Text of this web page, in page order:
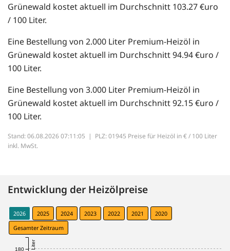
Grünewald kostet aktuell im Durchschnitt 103.27 €uro
/ 100 Liter.
Eine Bestellung von 2.000 Liter Premium-Heizöl in
Grünewald kostet aktuell im Durchschnitt 94.94 €uro /
100 Liter.
Eine Bestellung von 3.000 Liter Premium-Heizöl in
Grünewald kostet aktuell im Durchschnitt 92.15 €uro /
100 Liter.
Stand: 06.08.2026 07:11:05 | PLZ: 01945 Preise für Heizöl in € / 100 Liter
inkl. MwSt.
Entwicklung der Heizölpreise
2026 2025 2024 2023 2022 2021
2020
Gesamter Zeitraum
180